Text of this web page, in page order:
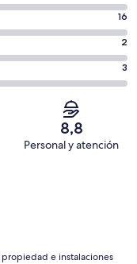
16
2
3
8,8
Personal y atención
propiedad e instalaciones